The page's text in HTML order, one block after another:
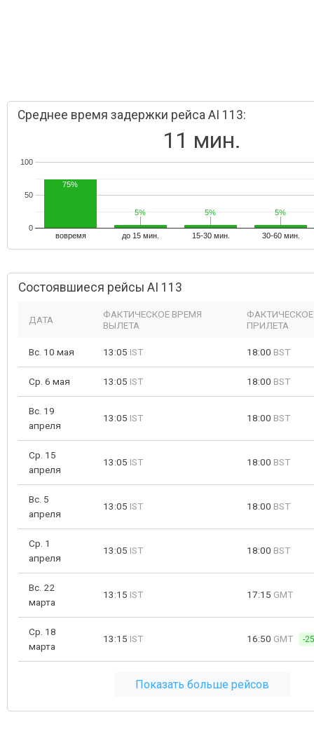
Среднее время задержки рейса AI 113:
11 мин.
вовремя до 15 мин. 15-30 мин. 30-60 мин.
0
50
100
75%
5%
5% 5%
5% 5%
5%
Состоявшиеся рейсы AI 113
ДАТА
ФАКТИЧЕСКОЕ ВРЕМЯ
ВЫЛЕТА
ПРИЛЕТА
Вс. 10 мая 13:05 IST 18:00 BST
Ср. 6 мая 13:05 IST 18:00 BST
Вс. 19
апреля
13:05 IST 18:00 BST
Ср. 15
апреля
13:05 IST 18:00 BST
Вс. 5
апреля
13:05 IST 18:00 BST
Ср. 1
апреля
13:05 IST 18:00 BST
Вс. 22
марта
13:15 IST 17:15 GMT
Ср. 18
марта
13:15 IST 16:50 GMT -
Показать больше рейсов